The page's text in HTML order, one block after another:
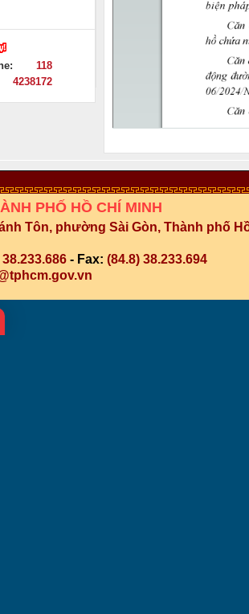
118
4238172
PHỐ HỒ CHÍ MINH
Tôn, phường Sài Gòn, Thành phố
38.233.686 - Fax: (84.8) 38.233.694